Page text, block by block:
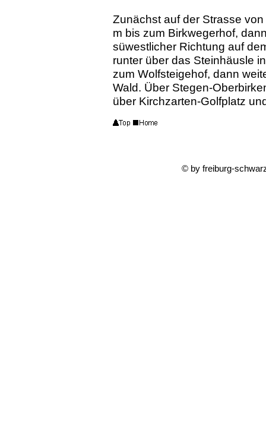
Zunächst auf der Strasse
m bis zum Birkwegerhof,
süwestlicher Richtung auf
runter über das Steinhäusle
zum Wolfsteigehof, dann
Wald. Über Stegen-
über Kirchzarten-Golfplatz
© by freiburg-